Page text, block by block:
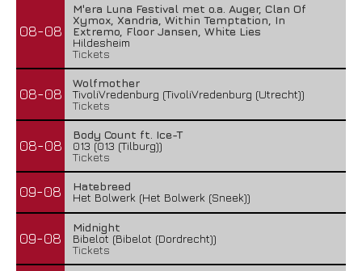
08-08
M'era Luna Festival met o.a. Auger, Clan Of
Xymox, Xandria, Within Temptation, In
Extremo, Floor Jansen, White Lies
Hildesheim
Tickets
08-08
Wolfmother
TivoliVredenburg (TivoliVredenburg (Utrecht))
Tickets
08-08
Body Count ft. Ice-T
013 (013 (Tilburg))
Tickets
09-08
Hatebreed
Het Bolwerk (Het Bolwerk (Sneek))
09-08
Midnight
Bibelot (Bibelot (Dordrecht))
Tickets